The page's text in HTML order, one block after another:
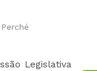
Legislativa